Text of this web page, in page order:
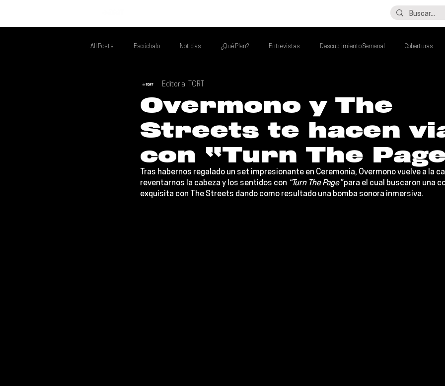
All Posts Escúchalo Noticias ¿Qué Plan? Entrevistas Descubrimiento Semanal Coberturas
Si Te Gusta... Te Recomendamos A...
Poder Latino Que Descubrir Mejores de la Semana Talento Mexa Semanal Álbumes de la Semana
Overmono y The
Streets te hacen
con “Turn The
Editorial TORT
Tras habernos regalado un set impresionante en Ceremonia, Overmono vuelve a la
reventarnos la cabeza y los sentidos con “Turn The Page” para el cual buscaron una
exquisita con
The Streets dando como resultado una bomba sonora inmersiva.